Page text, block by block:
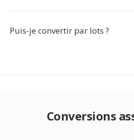
Puis-je convertir par lots ?
Conversions